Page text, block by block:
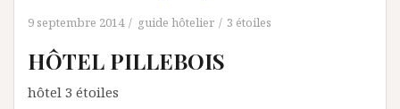
9 septembre 2014 guide hôtelier 3 étoiles
HÔTEL PILLEBOIS
hôtel 3 étoiles